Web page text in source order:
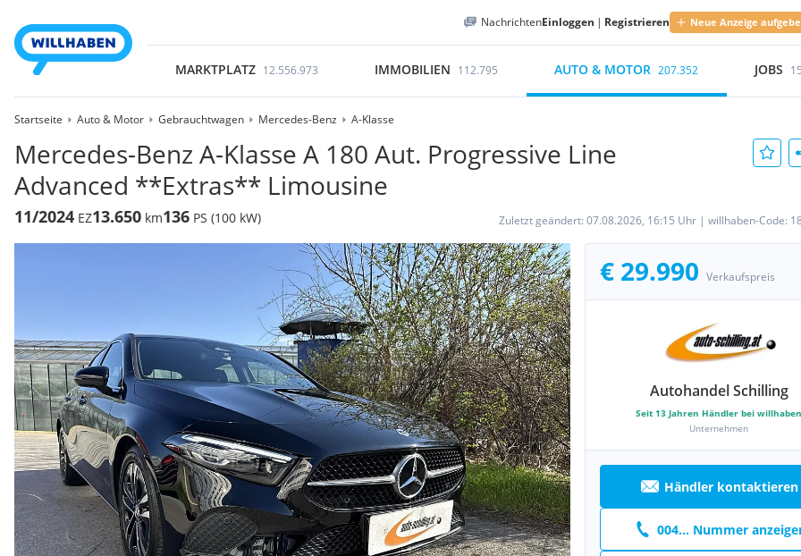
NachrichtenEinloggen | Registrieren Neue Anzeige
MARKTPLATZ 12.556.973 IMMOBILIEN 112.795 AUTO & MOTOR 207.352 JOBS
Startseite Auto & Motor Gebrauchtwagen Mercedes-Benz A-Klasse
Mercedes-Benz A-Klasse A 180 Aut. Progressive Line
Advanced **Extras** Limousine
11/2024 EZ13.650 km136 PS (100 kW) Zuletzt geändert: 07.08.2026, 16:15 Uhr | willhaben-Code:
€ 29.990 Verkaufspreis
Autohandel Schilling
Seit 13 Jahren Händler bei willhaben
Unternehmen
Händler kontaktieren
004... Nummer